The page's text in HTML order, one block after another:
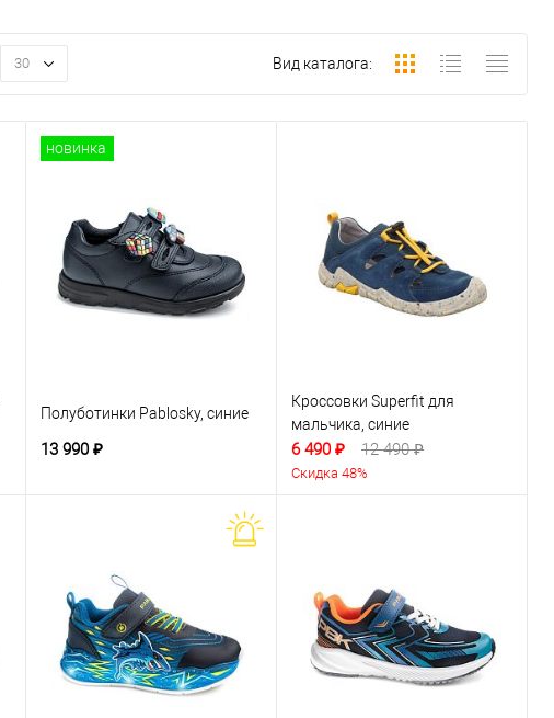
30 Вид каталога:
новинка
Полуботинки Pablosky, синие
13 990 ₽
Кроссовки Superfit для
мальчика, синие
6 490 ₽ 12 490 ₽
Скидка 48%